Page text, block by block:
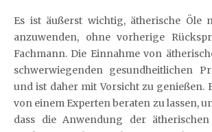
Es ist äußerst wichtig, ätherische Öle
anzuwenden, ohne vorherige
Fachmann. Die Einnahme von
schwerwiegenden gesundheitlichen
und ist daher mit Vorsicht zu genießen.
von einem Experten beraten zu lassen,
dass die Anwendung der